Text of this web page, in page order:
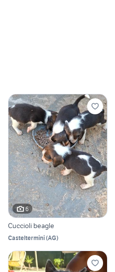
6
Cuccioli beagle
Casteltermini(AG)